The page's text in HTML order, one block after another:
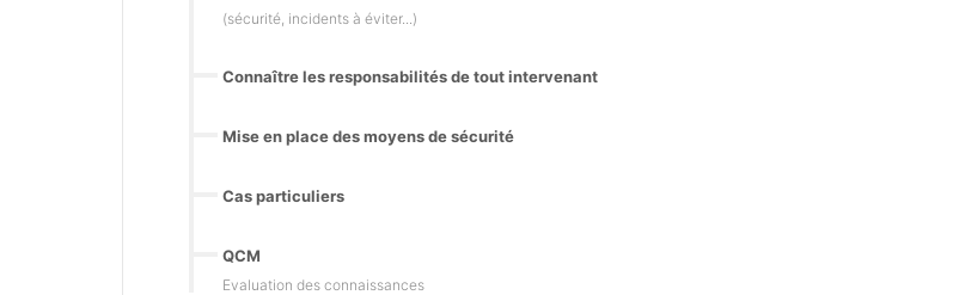
(sécurité, incidents à éviter...)
Connaître les responsabilités de tout intervenant
Mise en place des moyens de sécurité
Cas particuliers
QCM
Evaluation des connaissances